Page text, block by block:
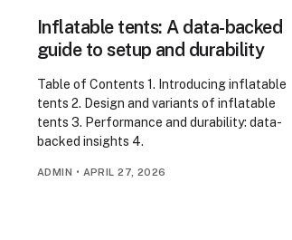
Inflatable tents: A data-backed
guide to setup and durability
Table of Contents 1. Introducing inflatable
tents 2. Design and variants of inflatable
tents 3. Performance and durability: data-
backed insights 4.
ADMIN • APRIL 27, 2026